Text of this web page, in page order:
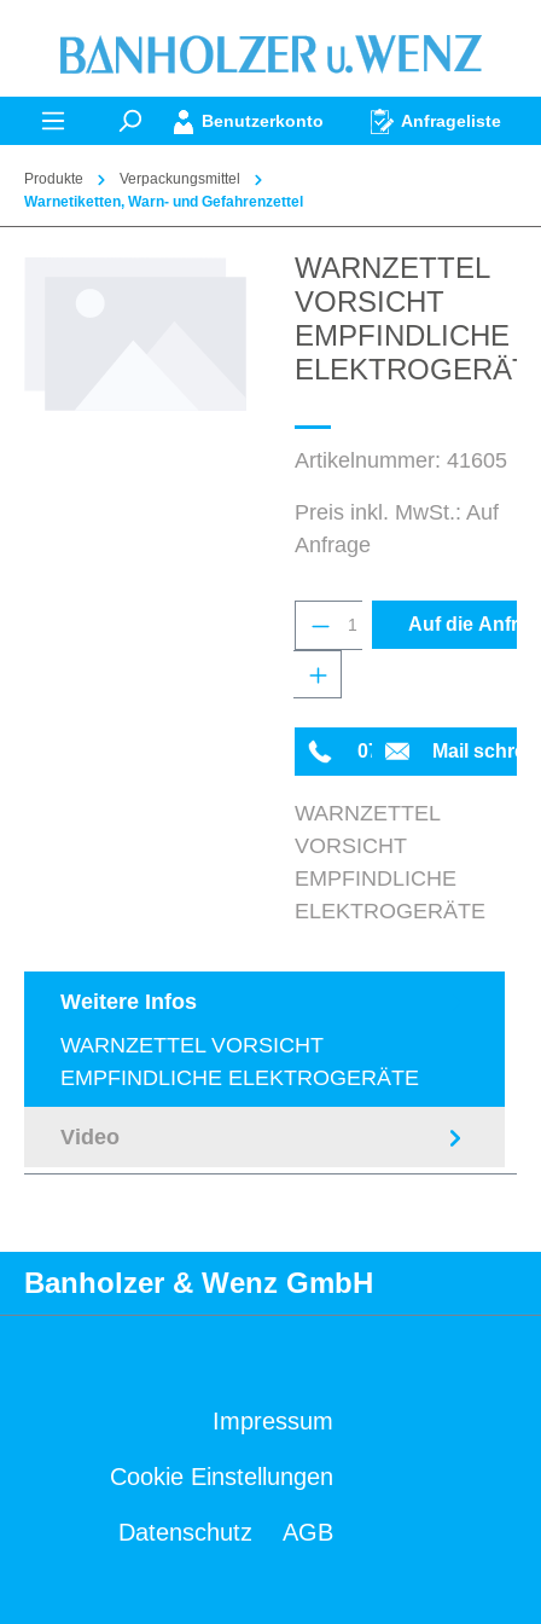
springen
Benutzerkonto Anfrageliste
Produkte
Verpackungsmittel
Warnetiketten, Warn- und Gefahrenzettel
WARNZETTEL
VORSICHT
EMPFINDLICHE
Artikelnummer: 41605
Preis inkl. MwSt.: Auf
Anfrage
Produkt Anzahl:
Auf die
0711 342934-0
Mail
WARNZETTEL
VORSICHT
EMPFINDLICHE
ELEKTROGERÄTE
Weitere Infos
WARNZETTEL VORSICHT
EMPFINDLICHE ELEKTROGERÄTE
Video
Banholzer & Wenz GmbH
Impressum
Cookie Einstellungen
Datenschutz AGB